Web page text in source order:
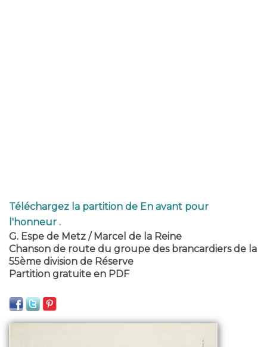
Téléchargez la partition de En avant pour
l'honneur .
G. Espe de Metz / Marcel de la Reine
Chanson de route du groupe des brancardiers de la
55ème division de Réserve
Partition gratuite en PDF